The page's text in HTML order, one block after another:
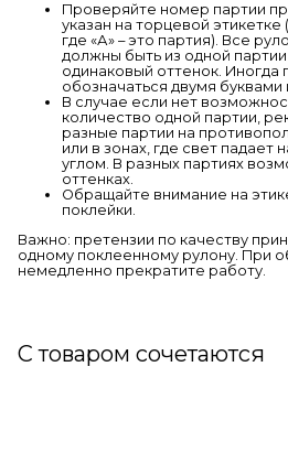
Проверяйте номер партии
указан на торцевой
где «А» – это партия). Все
должны быть из одной партии
одинаковый оттенок. Иногда
обозначаться двумя
В случае если нет
количество одной партии,
разные партии на
или в зонах, где свет падает
углом. В разных партиях
оттенках.
Обращайте внимание на
поклейки.
Важно: претензии по качеству
одному поклеенному рулону. При
немедленно прекратите работу.
С товаром сочетаются